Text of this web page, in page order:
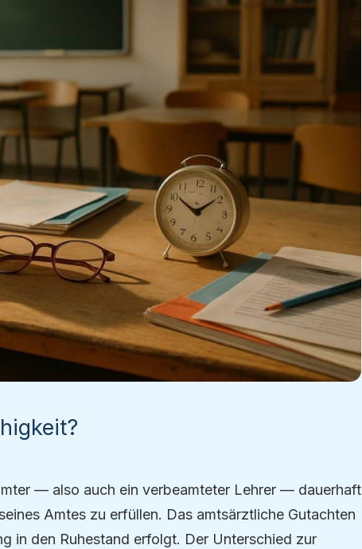
— also auch ein verbeamteter Lehrer — dauerhaft
Amtes zu erfüllen. Das amtsärztliche Gutachten
in den Ruhestand erfolgt. Der Unterschied zur